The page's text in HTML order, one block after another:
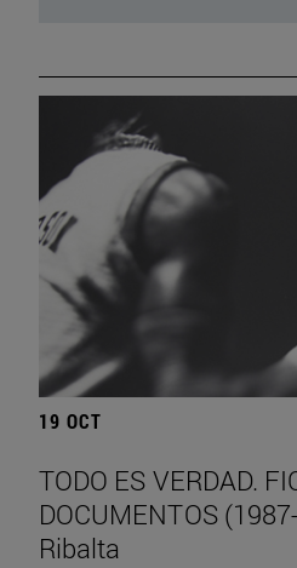
19 OCT
TODO ES VERDAD.
DOCUMENTOS
Ribalta